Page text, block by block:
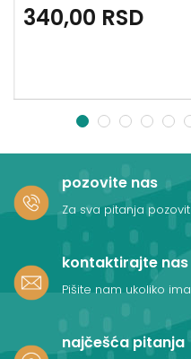
340,00 RSD
1 2 3 4 5
pozovite nas
Za sva pitanja
kontaktirajte nas
Pišite nam ukoliko
najčešća pitanja